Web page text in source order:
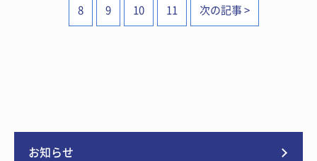
8 9 10 11 次の記事 >
お知らせ